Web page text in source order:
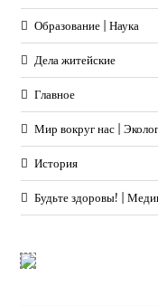
Образование | Наука
Дела житейские
Главное
Мир вокруг нас |
История
Будьте здоровы! |